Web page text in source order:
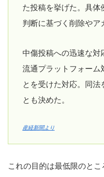
た投稿を挙げた。具体
判断に基づく削除やア
中傷投稿への迅速な対
流通プラットフォーム
とを受けた対応。同法
とも決めた。
産経新聞より
これの目的は最低限のと